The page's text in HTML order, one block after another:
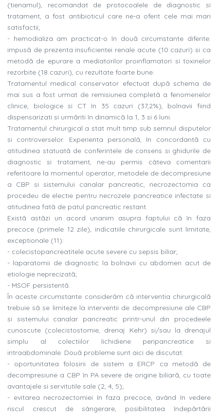
(tienamul), recomandat de protocoalele de diagnostic si
tratament, a fost antibioticul care ne-a oferit cele mai mari
satisfactii;
- hemodializa am practicat-o în douã circumstante diferite:
impusã de prezenta insuficientei renale acute (10 cazuri) si ca
metodã de epurare a mediatorilor proinflamatori si toxinelor
rezorbite (18 cazuri), cu rezultate foarte bune.
Tratamentul medical conservator efectuat dupã schema de
mai sus a fost urmat de remisiunea completã a fenomenelor
clinice, biologice si CT în 35 cazuri (37,2%), bolnavii fiind
dispensarizati si urmãriti în dinamicã la 1, 3 si 6 luni.
Tratamentul chirurgical a stat mult timp sub semnul disputelor
si controverselor. Experienta personalã, în concordantã cu
atitudinea statuatã de conferintele de consens si ghidurile de
diagnostic si tratament, ne-au permis câteva comentarii
referitoare la momentul operator, metodele de decompresiune
a CBP si sistemului canalar pancreatic, necrozectomia ca
procedeu de electie pentru necrozele pancreatice infectate si
atitudinea fatã de patul pancreatic restant.
Existã astãzi un acord unanim asupra faptului cã în faza
precoce (primele 12 zile), indicatiile chirurgicale sunt limitate,
exceptionale (11):
- colecistopancreatitele acute severe cu sepsis biliar;
- laparatomii de diagnostic la bolnavii cu abdomen acut de
etiologie neprecizatã;
- MSOF persistentã.
În aceste circumstante considerãm cã interventia chirurgicalã
trebuie sã se limiteze la interventii de decompresiune ale CBP
si sistemului canalar pancreatic printr-unul din procedeele
cunoscute (colecistostomie, drenaj Kehr) si/sau la drenajul
simplu al colectiilor lichidiene peripancreatice si
intraabdominale. Douã probleme sunt aici de discutat:
- oportunitatea folosirii de sistem a ERCP ca metodã de
decompresiune a CBP în PA severe de origine biliarã, cu toate
avantajele si servitutile sale (2, 4, 5);
- evitarea necrozectomiei în faza precoce, având în vedere
riscul crescut de sângerare, posibilitatea îndepãrtãrii